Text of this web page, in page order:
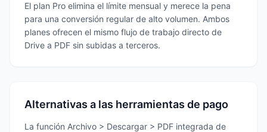
El plan Pro elimina el límite mensual y merece la pena
para una conversión regular de alto volumen. Ambos
planes ofrecen el mismo flujo de trabajo directo de
Drive a PDF sin subidas a terceros.
Alternativas a las herramientas de pago
La función Archivo > Descargar > PDF integrada de